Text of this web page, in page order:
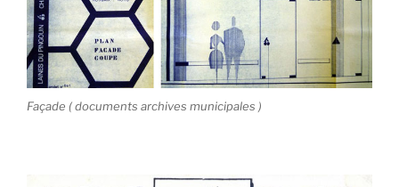
Façade ( documents archives municipales )